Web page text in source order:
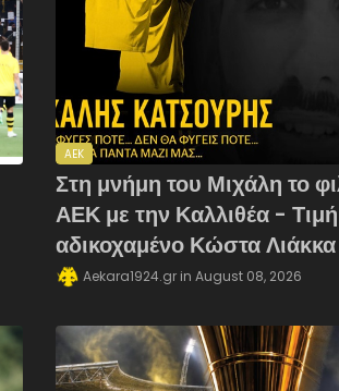
AEK
Στη μνήμη του Μιχάλη το
ΑΕΚ με την Καλλιθέα -
αδικοχαμένο Κώστα Λιάκκα
Aekara1924.gr August 08, 2026